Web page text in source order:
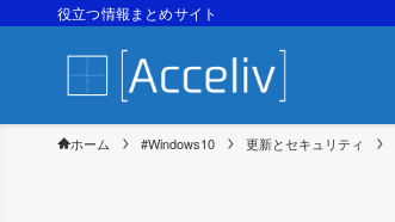
役立つ情報まとめサイト
ホーム #Windows10 更新とセキュリティ